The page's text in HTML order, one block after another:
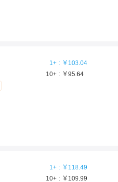
1+ ￥ 103.04
10+ ￥95.64
1+ ￥ 118.49
10+ ￥ 109.99